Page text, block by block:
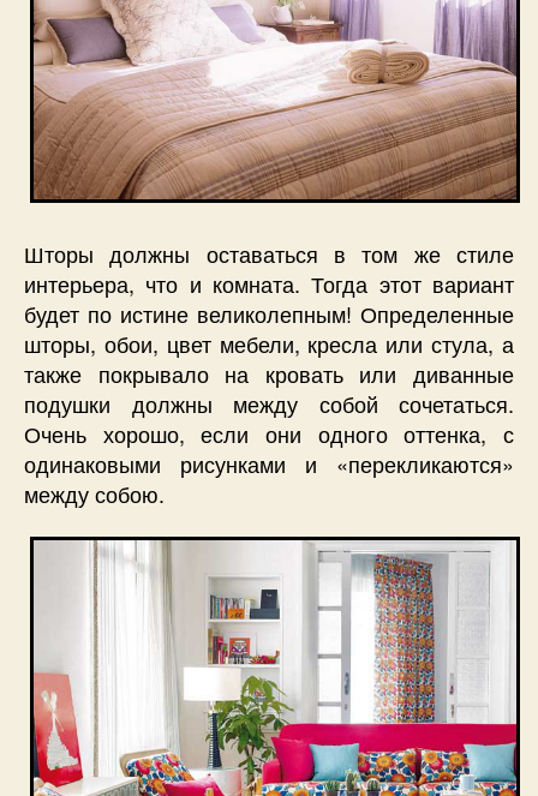
Шторы должны оставаться в том же стиле
интерьера, что и комната. Тогда этот вариант
будет по истине великолепным! Определенные
шторы, обои, цвет мебели, кресла или стула, а
также покрывало на кровать или диванные
подушки должны между собой сочетаться.
Очень хорошо, если они одного оттенка, с
одинаковыми рисунками и «перекликаются»
между собою.